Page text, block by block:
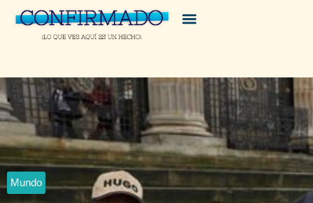
Mundo